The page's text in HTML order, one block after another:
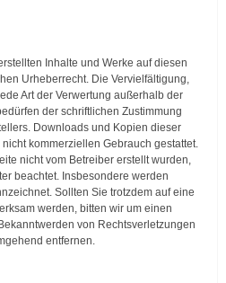
Inhalte und Werke auf diesen
Urheberrecht. Die Vervielfältigung,
Art der Verwertung außerhalb der
der schriftlichen Zustimmung
Downloads und Kopien dieser
kommerziellen Gebrauch gestattet.
nicht vom Betreiber erstellt wurden,
beachtet. Insbesondere werden
Sollten Sie trotzdem auf eine
werden, bitten wir um einen
von Rechtsverletzungen
entfernen.